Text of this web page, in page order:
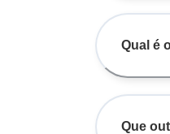
Qual é
Que